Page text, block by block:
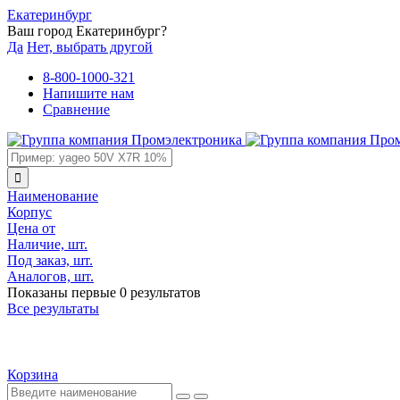
Екатеринбург
Ваш город Екатеринбург?
Да Нет, выбрать другой
8-800-1000-321
Напишите нам
Сравнение
Наименование
Корпус
Цена от
Наличие, шт.
Под заказ, шт.
Аналогов, шт.
Показаны первые 0 результатов
Все результаты
Корзина